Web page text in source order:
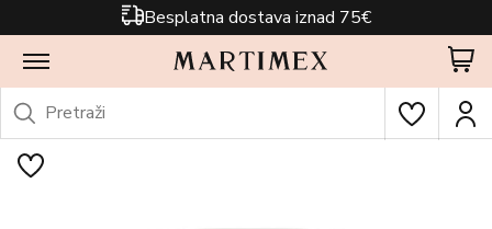
Besplatna dostava iznad 75€